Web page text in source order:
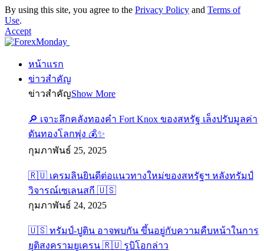
By using this site, you agree to the Privacy Policy and Terms of
Use.
Accept
หน้าแรก
ข่าวสำคัญ
ข่าวสำคัญShow More
🔎 เจาะลึกคลังทองคำ Fort Knox ของสหรัฐ เล็งปรับมูลค่า
ดันทองโลกพุ่ง 💰✨
กุมภาพันธ์ 25, 2025
🇷🇺 เครมลินยินดีต่อแนวทางใหม่ของสหรัฐฯ หลังทรัมป์
วิจารณ์เซเลนสกี 🇺🇸
กุมภาพันธ์ 24, 2025
🇺🇸 ทรัมป์-ปูติน อาจพบกัน ขึ้นอยู่กับความคืบหน้าในการ
ยุติสงครามยูเครน 🇷🇺 รูบิโอกล่าว